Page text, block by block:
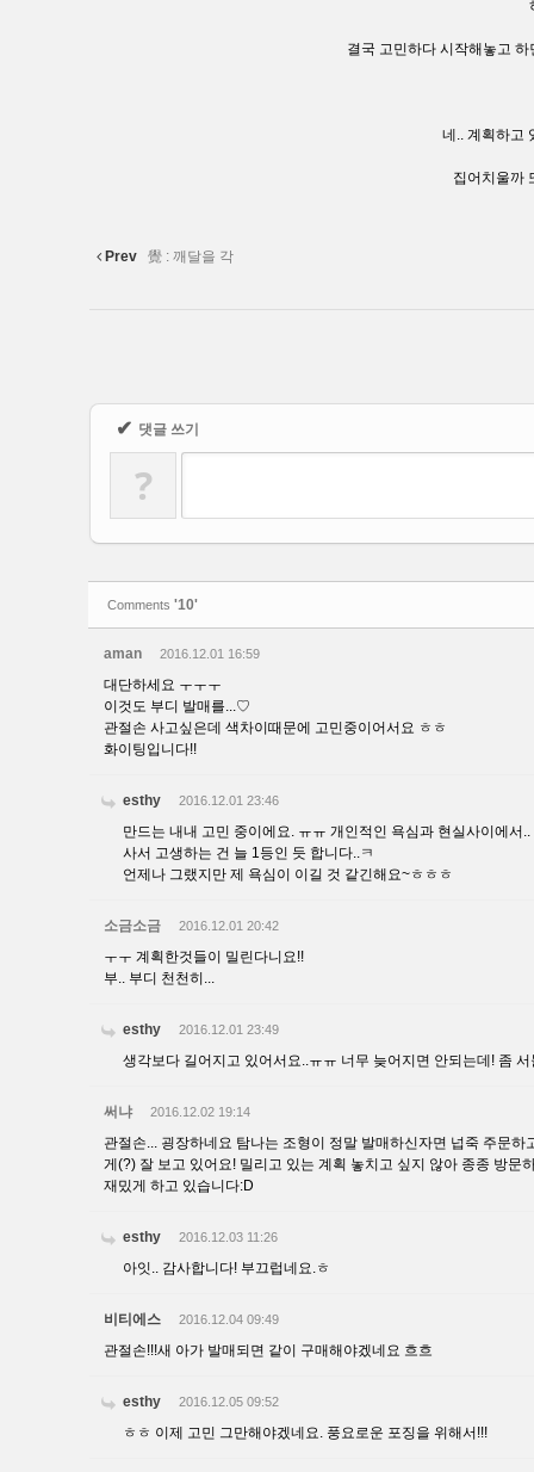
결국 고민하다 시작해놓고
네.. 계획하고
집어치울까
Prev 覺 : 깨달을 각
✔ 댓글 쓰기
?
Comments '10'
aman 2016.12.01 16:59
대단하세요 ㅜㅜㅜ
이것도 부디 발매를...♡
관절손 사고싶은데 색차이때문에 고민중이어서요 ㅎㅎ
화이팅입니다!!
esthy 2016.12.01 23:46
만드는 내내 고민 중이에요. ㅠㅠ 개인적인 욕심과 현실사이에서..
사서 고생하는 건 늘 1등인 듯 합니다..ㅋ
언제나 그랬지만 제 욕심이 이길 것 같긴해요~ㅎㅎㅎ
소금소금 2016.12.01 20:42
ㅜㅜ 계획한것들이 밀린다니요!!
부.. 부디 천천히...
esthy 2016.12.01 23:49
생각보다 길어지고 있어서요..ㅠㅠ 너무 늦어지면 안되는데! 좀
써냐 2016.12.02 19:14
관절손... 굉장하네요 탐나는 조형이 정말 발매하신자면 넙죽 주문
게(?) 잘 보고 있어요! 밀리고 있는 계획 놓치고 싶지 않아 종종 방
재밌게 하고 있습니다:D
esthy 2016.12.03 11:26
아잇.. 감사합니다! 부끄럽네요.ㅎ
비티에스 2016.12.04 09:49
관절손!!!새 아가 발매되면 같이 구매해야겠네요 흐흐
esthy 2016.12.05 09:52
ㅎㅎ 이제 고민 그만해야겠네요. 풍요로운 포징을 위해서!!!